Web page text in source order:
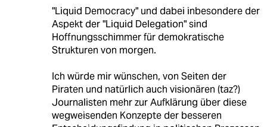
"Liquid Democracy" und dabei inbesondere der
Aspekt der "Liquid Delegation" sind
Hoffnungsschimmer für demokratische
Strukturen von morgen.
Ich würde mir wünschen, von Seiten der
Piraten und natürlich auch visionären (taz?)
Journalisten mehr zur Aufklärung über diese
wegweisenden Konzepte der besseren